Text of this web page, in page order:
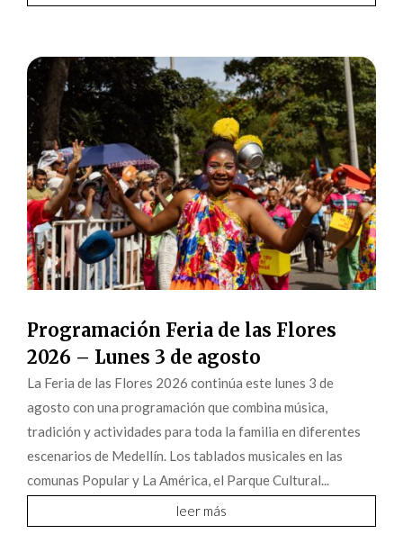
Programación Feria de las Flores
2026 – Lunes 3 de agosto
La Feria de las Flores 2026 continúa este lunes 3 de
agosto con una programación que combina música,
tradición y actividades para toda la familia en diferentes
escenarios de Medellín. Los tablados musicales en las
comunas Popular y La América, el Parque Cultural...
leer más